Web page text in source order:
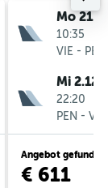
Mo 21.9.
10:35
VIE - PEN
Mi 2.12.
22:20
PEN - VIE
Angebot gefunden
€ 611